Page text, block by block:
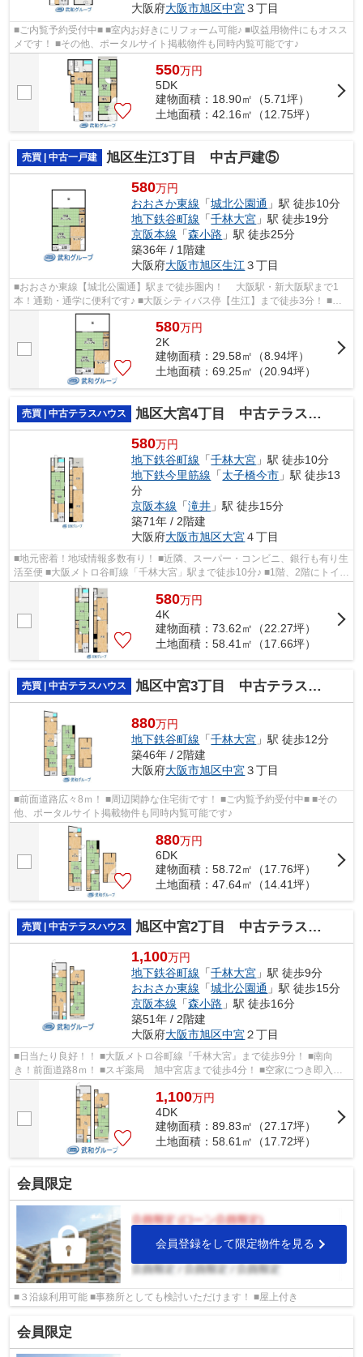
大阪府大阪市旭区中宮３丁目
■ご内覧予約受付中■ ■室内お好きにリフォーム可能♪ ■収益用物件にもオスス
メです！ ■その他、ポータルサイト掲載物件も同時内覧可能です♪
550万円
5DK
建物面積：18.90㎡（5.71坪）
土地面積：42.16㎡（12.75坪）
売買 | 中古一戸建 旭区生江3丁目 中古戸建⑤
580万円
おおさか東線 「城北公園通 」駅 徒歩10分
地下鉄谷町線 「千林大宮 」駅 徒歩19分
京阪本線 「森小路 」駅 徒歩25分
築36年 / 1階建
大阪府大阪市旭区生江 ３丁目
■おおさか東線【城北公園通】駅まで徒歩圏内！ 大阪駅・新大阪駅まで1
本！通勤・通学に便利です♪ ■大阪シティバス停【生江】まで徒歩3分！ ■近
隣施設充実！スーパー・コンビニまで徒...
580万円
2K
建物面積：29.58㎡（8.94坪）
土地面積：69.25㎡（20.94坪）
売買 | 中古テラスハウス 旭区大宮4丁目 中古テラスハウス
580万円
地下鉄谷町線 「千林大宮 」駅 徒歩10分
地下鉄今里筋線 「太子橋今市 」駅 徒歩13
分
京阪本線 「滝井 」駅 徒歩15分
築71年 / 2階建
大阪府大阪市旭区大宮４丁目
■地元密着！地域情報多数有り！ ■近隣、スーパー・コンビニ、銀行も有り生
活至便 ■大阪メトロ谷町線「千林大宮」駅まで徒歩10分♪ ■1階、2階にトイレ
があり便利です
580万円
4K
建物面積：73.62㎡（22.27坪）
土地面積：58.41㎡（17.66坪）
売買 | 中古テラスハウス 旭区中宮3丁目 中古テラスハウス②
880万円
地下鉄谷町線 「千林大宮 」駅 徒歩12分
築46年 / 2階建
大阪府大阪市旭区中宮３丁目
■前面道路広々8ｍ！ ■周辺閑静な住宅街です！ ■ご内覧予約受付中■ ■その
他、ポータルサイト掲載物件も同時内覧可能です♪
880万円
6DK
建物面積：58.72㎡（17.76坪）
土地面積：47.64㎡（14.41坪）
売買 | 中古テラスハウス 旭区中宮2丁目 中古テラスハウス③
1,100万円
地下鉄谷町線 「千林大宮 」駅 徒歩9分
おおさか東線 「城北公園通 」駅 徒歩15分
京阪本線 「森小路 」駅 徒歩16分
築51年 / 2階建
大阪府大阪市旭区中宮２丁目
■日当たり良好！！ ■大阪メトロ谷町線『千林大宮』まで徒歩9分！ ■南向
き！前面道路8ｍ！ ■スギ薬局 旭中宮店まで徒歩4分！ ■空家につき即入居
1,100万円
4DK
建物面積：89.83㎡（27.17坪）
土地面積：58.61㎡（17.72坪）
会員限定
会員登録をして限定物件を見る
■３沿線利用可能 ■事務所としても検討いただけます！ ■屋上付き
会員限定